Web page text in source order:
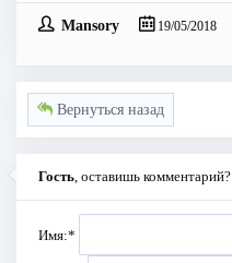
Mansory 19/05/2018
Вернуться назад
Гость , оставишь комментарий?
Имя:*